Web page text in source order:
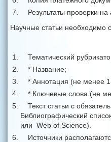
Результаты проверки на
Научные статьи необходимо
Тематический
* Название;
* Аннотация (не менее
* Ключевые слова (не
Текст статьи с
Библиографический
или Web of Science).
Источники